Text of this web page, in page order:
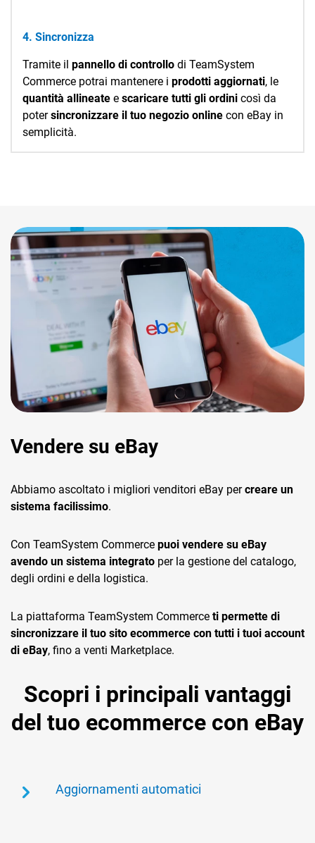
4. Sincronizza
Tramite il pannello di controllo di TeamSystem
Commerce potrai mantenere i prodotti aggiornati, le
quantità allineate e scaricare tutti gli ordini così da
potersincronizzare il tuo negozio online con eBay in
semplicità.
Vendere su eBay
Abbiamo ascoltato i migliori venditori eBay percreare un
sistema facilissimo.
Con TeamSystem Commerce puoi vendere su eBay
avendo un sistema integrato per la gestione del catalogo,
degli ordini e della logistica.
La piattaforma TeamSystem Commerce ti permette di
sincronizzare il tuo sito ecommerce con tutti i tuoi account
di eBay, fino a venti Marketplace.
Scopri i principali vantaggi
del tuo ecommerce con eBay
Aggiornamenti automatici